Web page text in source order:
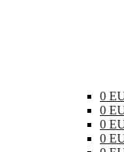
0
0
0
0